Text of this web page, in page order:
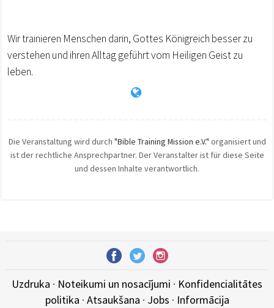
Wir trainieren Menschen darin, Gottes Königreich besser zu
verstehen und ihren Alltag geführt vom Heiligen Geist zu
leben.
Die Veranstaltung wird durch "Bible Training Mission e.V." organisiert und
ist der rechtliche Ansprechpartner. Der Veranstalter ist für diese Seite
und dessen Inhalte verantwortlich.
Uzdruka · Noteikumi un nosacījumi · Konfidencialitātes
politika · Atsaukšana · Jobs · Informācija